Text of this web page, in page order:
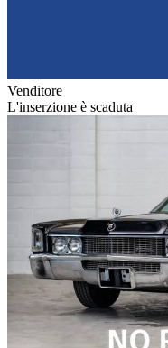
Venditore
L'inserzione è scaduta